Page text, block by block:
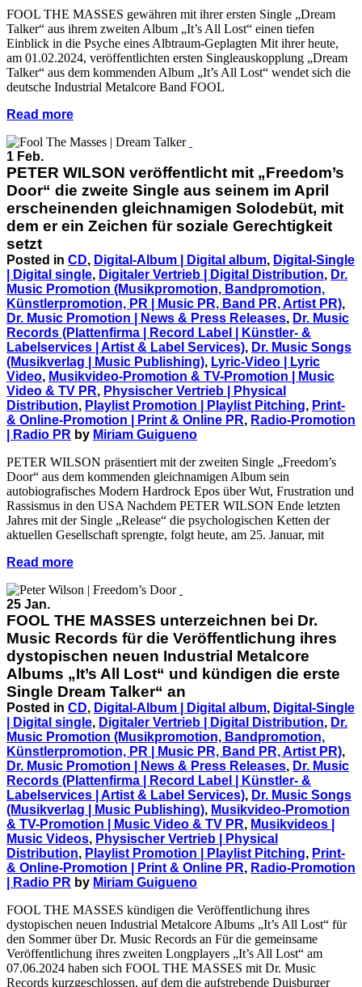
FOOL THE MASSES gewähren mit ihrer ersten Single „Dream
Talker“ aus ihrem zweiten Album „It’s All Lost“ einen tiefen
Einblick in die Psyche eines Albtraum-Geplagten Mit ihrer heute,
am 01.02.2024, veröffentlichten ersten Singleauskopplung „Dream
Talker“ aus dem kommenden Album „It’s All Lost“ wendet sich die
deutsche Industrial Metalcore Band FOOL
Read more
1 Feb.
PETER WILSON veröffentlicht mit „Freedom’s
Door“ die zweite Single aus seinem im April
erscheinenden gleichnamigen Solodebüt, mit
dem er ein Zeichen für soziale Gerechtigkeit
setzt
Posted in CD, Digital-Album | Digital album, Digital-Single
| Digital single, Digitaler Vertrieb | Digital Distribution, Dr.
Music Promotion (Musikpromotion, Bandpromotion,
Künstlerpromotion, PR | Music PR, Band PR, Artist PR),
Dr. Music Promotion | News & Press Releases, Dr. Music
Records (Plattenfirma | Record Label | Künstler- &
Labelservices | Artist & Label Services), Dr. Music Songs
(Musikverlag | Music Publishing), Lyric-Video | Lyric
Video, Musikvideo-Promotion & TV-Promotion | Music
Video & TV PR, Physischer Vertrieb | Physical
Distribution, Playlist Promotion | Playlist Pitching, Print-
& Online-Promotion | Print & Online PR, Radio-Promotion
| Radio PR by Miriam Guigueno
PETER WILSON präsentiert mit der zweiten Single „Freedom’s
Door“ aus dem kommenden gleichnamigen Album sein
autobiografisches Modern Hardrock Epos über Wut, Frustration und
Rassismus in den USA Nachdem PETER WILSON Ende letzten
Jahres mit der Single „Release“ die psychologischen Ketten der
aktuellen Gesellschaft sprengte, folgt heute, am 25. Januar, mit
Read more
25 Jan.
FOOL THE MASSES unterzeichnen bei Dr.
Music Records für die Veröffentlichung ihres
dystopischen neuen Industrial Metalcore
Albums „It’s All Lost“ und kündigen die erste
Single Dream Talker“ an
Posted in CD, Digital-Album | Digital album, Digital-Single
| Digital single, Digitaler Vertrieb | Digital Distribution, Dr.
Music Promotion (Musikpromotion, Bandpromotion,
Künstlerpromotion, PR | Music PR, Band PR, Artist PR),
Dr. Music Promotion | News & Press Releases, Dr. Music
Records (Plattenfirma | Record Label | Künstler- &
Labelservices | Artist & Label Services), Dr. Music Songs
(Musikverlag | Music Publishing), Musikvideo-Promotion
& TV-Promotion | Music Video & TV PR, Musikvideos |
Music Videos, Physischer Vertrieb | Physical
Distribution, Playlist Promotion | Playlist Pitching, Print-
& Online-Promotion | Print & Online PR, Radio-Promotion
| Radio PR by Miriam Guigueno
FOOL THE MASSES kündigen die Veröffentlichung ihres
dystopischen neuen Industrial Metalcore Albums „It’s All Lost“ für
den Sommer über Dr. Music Records an Für die gemeinsame
Veröffentlichung ihres zweiten Longplayers „It’s All Lost“ am
07.06.2024 haben sich FOOL THE MASSES mit Dr. Music
Records kurzgeschlossen, auf dem die aufstrebende Duisburger